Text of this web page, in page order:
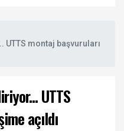
montaj başvuruları
UTTS
açıldı